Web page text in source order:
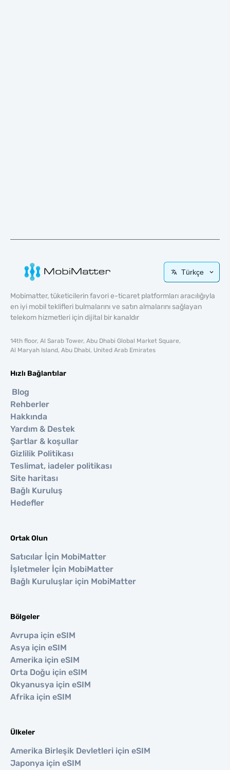
Türkçe
Mobimatter, tüketicilerin favori e-ticaret platformları aracılığıyla
en iyi mobil teklifleri bulmalarını ve satın almalarını sağlayan
telekom hizmetleri için dijital bir kanaldır
14th floor, Al Sarab Tower, Abu Dhabi Global Market Square,
Al Maryah Island, Abu Dhabi, United Arab Emirates
Hızlı Bağlantılar
Blog
Rehberler
Hakkında
Yardım & Destek
Şartlar & koşullar
Gizlilik Politikası
Teslimat, iadeler politikası
Site haritası
Bağlı Kuruluş
Hedefler
Ortak Olun
Satıcılar İçin MobiMatter
İşletmeler İçin MobiMatter
Bağlı Kuruluşlar için MobiMatter
Bölgeler
Avrupa için eSIM
Asya için eSIM
Amerika için eSIM
Orta Doğu için eSIM
Okyanusya için eSIM
Afrika için eSIM
Ülkeler
Amerika Birleşik Devletleri için eSIM
Japonya için eSIM